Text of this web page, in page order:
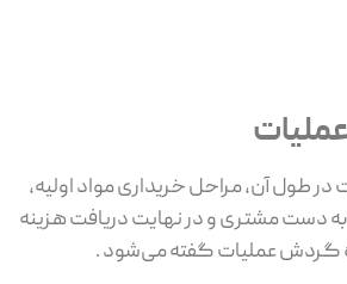
طول آن، مراحل خریداری مواد اولیه،
به دست مشتری و در نهایت دریافت هزینه
گردش عملیات گفته می‌شود .